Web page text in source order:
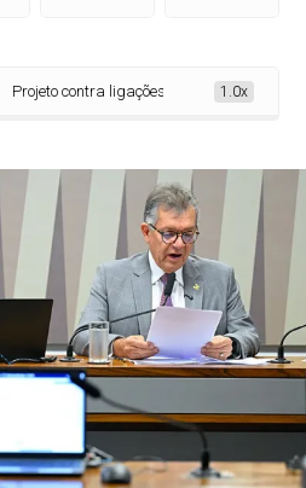
Projeto contra ligações indesejadas de
1.0x